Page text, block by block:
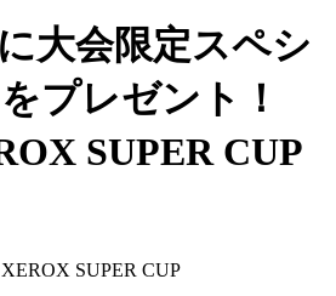
大会限定スペシ
プレゼント！
SUPER CUP
SUPER CUP